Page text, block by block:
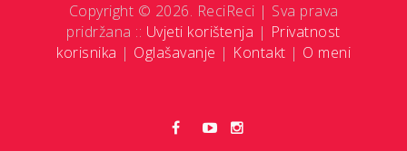
Copyright © 2026. ReciReci | Sva prava
pridržana :: Uvjeti korištenja | Privatnost
korisnika | Oglašavanje | Kontakt | O meni